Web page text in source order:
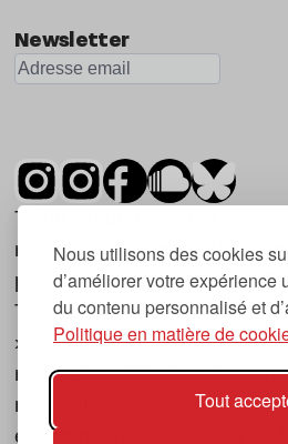
Nous utilisons des cookies
d’améliorer votre expérience
du contenu personnalisé et
Politique en matière de
Tout
Newsletter
Tsugi est un mensuel
musique et les nouvelles
première parution date de
Tsugi en japonais signifie «
», ce qui correspond à la
magazine, à l’affût des
musicales, qu’elles viennent
électronique, du rock ou du